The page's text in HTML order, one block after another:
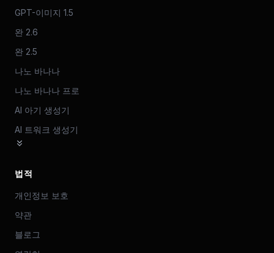
GPT-이미지 1.5
완 2.6
완 2.5
나노 바나나
나노 바나나 프로
AI 아기 생성기
AI 트워크 생성기
법적
개인정보 보호
약관
블로그